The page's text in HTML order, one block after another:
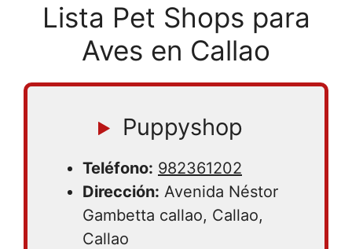
Lista Pet Shops para
Aves en Callao
Puppyshop
Teléfono: 982361202
Dirección: Avenida Néstor
Gambetta callao, Callao,
Callao